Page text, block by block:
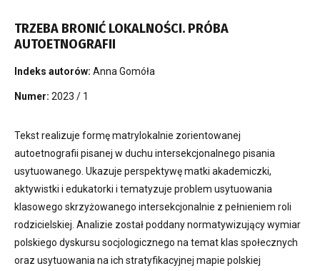
TRZEBA BRONIĆ LOKALNOŚCI. PRÓBA
AUTOETNOGRAFII
Indeks autorów: Anna Gomóła
Numer: 2023 / 1
Tekst realizuje formę matrylokalnie zorientowanej
autoetnografii pisanej w duchu intersekcjonalnego pisania
usytuowanego. Ukazuje perspektywę matki akademiczki,
aktywistki i edukatorki i tematyzuje problem usytuowania
klasowego skrzyżowanego intersekcjonalnie z pełnieniem roli
rodzicielskiej. Analizie został poddany normatywizujący wymiar
polskiego dyskursu socjologicznego na temat klas społecznych
oraz usytuowania na ich stratyfikacyjnej mapie polskiej